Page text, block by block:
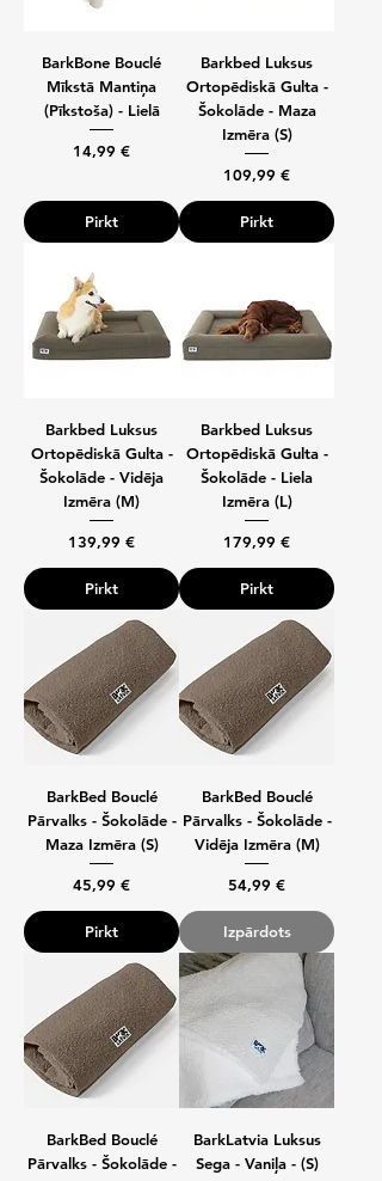
BarkBone Bouclé
Mīkstā Mantiņa
(Pīkstoša) - Lielā
Cena
14,99 €
Pirkt
Barkbed Luksus
Ortopēdiskā Gulta -
Šokolāde - Maza
Izmēra (S)
Cena
109,99 €
Pirkt
Barkbed Luksus
Ortopēdiskā Gulta -
Šokolāde - Vidēja
Izmēra (M)
Cena
139,99 €
Pirkt
Barkbed Luksus
Ortopēdiskā Gulta -
Šokolāde - Liela
Izmēra (L)
Cena
179,99 €
Pirkt
BarkBed Bouclé
Pārvalks - Šokolāde -
Maza Izmēra (S)
Cena
45,99 €
Pirkt
BarkBed Bouclé
Pārvalks - Šokolāde -
Vidēja Izmēra (M)
Cena
54,99 €
Izpārdots
BarkBed Bouclé
Pārvalks - Šokolāde -
BarkLatvia Luksus
Sega - Vaniļa - (S)